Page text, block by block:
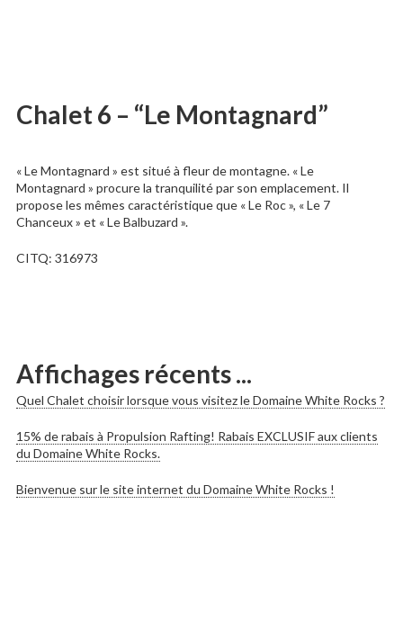
Chalet 6 – “Le Montagnard”
« Le Montagnard » est situé à fleur de montagne. « Le
Montagnard » procure la tranquilité par son emplacement. Il
propose les mêmes caractéristique que « Le Roc », « Le 7
Chanceux » et « Le Balbuzard ».
CITQ: 316973
Affichages récents ...
Quel Chalet choisir lorsque vous visitez le Domaine White Rocks ?
15% de rabais à Propulsion Rafting! Rabais EXCLUSIF aux clients
du Domaine White Rocks.
Bienvenue sur le site internet du Domaine White Rocks !